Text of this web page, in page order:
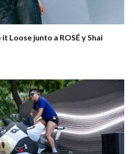
Loose junto a ROSÉ y Shai